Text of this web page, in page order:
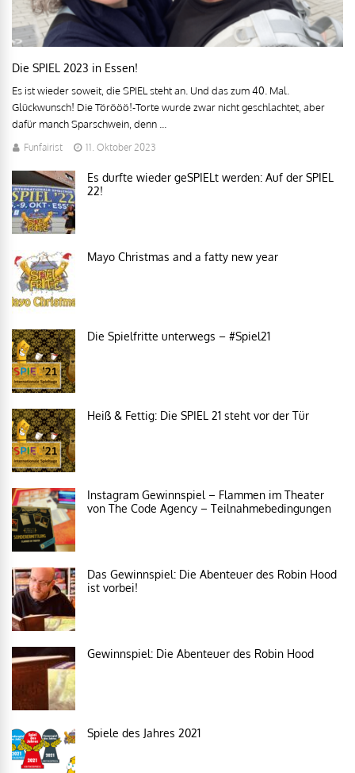
Die SPIEL 2023 in Essen!
Es ist wieder soweit, die SPIEL steht an. Und das zum 40. Mal.
Glückwunsch! Die Törööö!-Torte wurde zwar nicht geschlachtet, aber
dafür manch Sparschwein, denn ...
Funfairist 11. Oktober 2023
Es durfte wieder geSPIELt werden: Auf der SPIEL
22!
Mayo Christmas and a fatty new year
Die Spielfritte unterwegs – #Spiel21
Heiß & Fettig: Die SPIEL 21 steht vor der Tür
Instagram Gewinnspiel – Flammen im Theater
von The Code Agency – Teilnahmebedingungen
Das Gewinnspiel: Die Abenteuer des Robin Hood
ist vorbei!
Gewinnspiel: Die Abenteuer des Robin Hood
Spiele des Jahres 2021